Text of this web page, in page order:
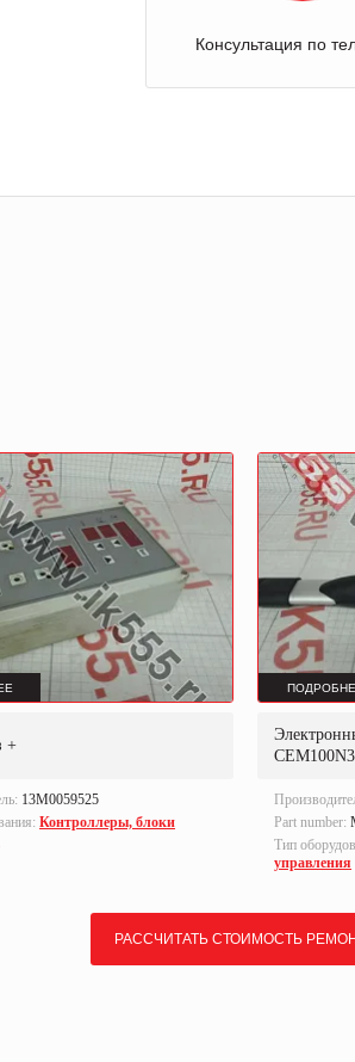
Консультация по
+
13M0059525
Контроллеры, блоки
Part number:
Тип
управления
РАССЧИТАТЬ СТОИМОСТЬ